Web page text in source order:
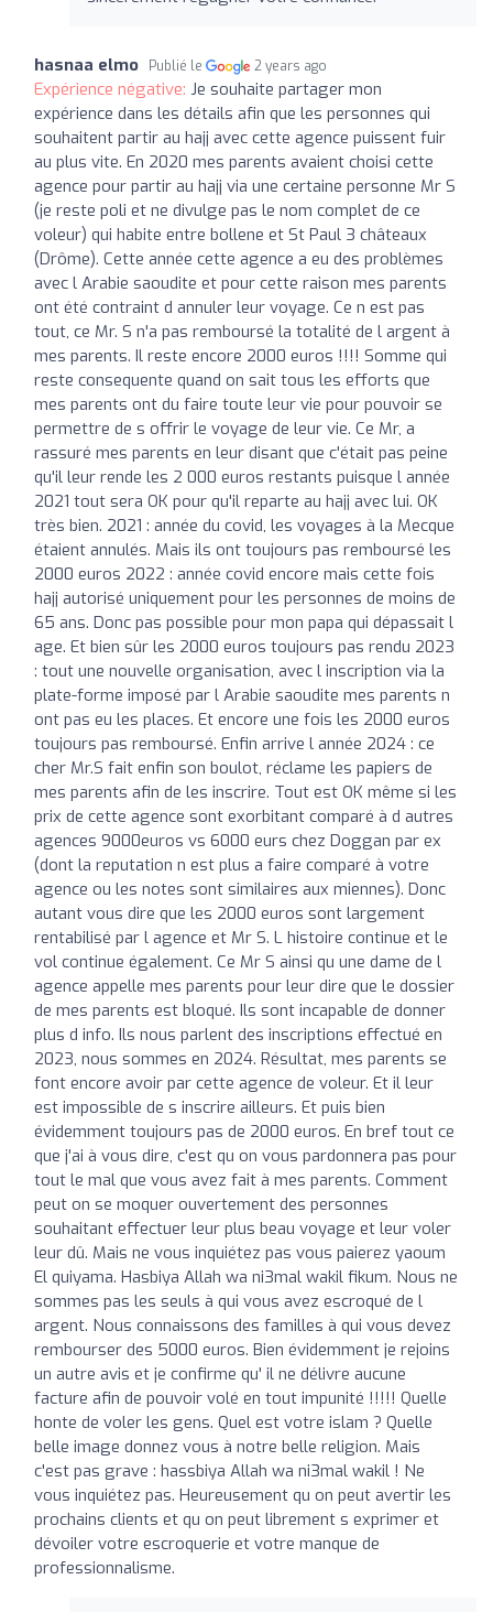
hasnaa elmo Publié le 2 years ago
Expérience négative: Je souhaite partager mon
expérience dans les détails afin que les personnes qui
souhaitent partir au hajj avec cette agence puissent fuir
au plus vite. En 2020 mes parents avaient choisi cette
agence pour partir au hajj via une certaine personne Mr S
(je reste poli et ne divulge pas le nom complet de ce
voleur) qui habite entre bollene et St Paul 3 châteaux
(Drôme). Cette année cette agence a eu des problèmes
avec l Arabie saoudite et pour cette raison mes parents
ont été contraint d annuler leur voyage. Ce n est pas
tout, ce Mr. S n'a pas remboursé la totalité de l argent à
mes parents. Il reste encore 2000 euros !!!! Somme qui
reste consequente quand on sait tous les efforts que
mes parents ont du faire toute leur vie pour pouvoir se
permettre de s offrir le voyage de leur vie. Ce Mr, a
rassuré mes parents en leur disant que c'était pas peine
qu'il leur rende les 2 000 euros restants puisque l année
2021 tout sera OK pour qu'il reparte au hajj avec lui. OK
très bien. 2021 : année du covid, les voyages à la Mecque
étaient annulés. Mais ils ont toujours pas remboursé les
2000 euros 2022 : année covid encore mais cette fois
hajj autorisé uniquement pour les personnes de moins de
65 ans. Donc pas possible pour mon papa qui dépassait l
age. Et bien sûr les 2000 euros toujours pas rendu 2023
: tout une nouvelle organisation, avec l inscription via la
plate-forme imposé par l Arabie saoudite mes parents n
ont pas eu les places. Et encore une fois les 2000 euros
toujours pas remboursé. Enfin arrive l année 2024 : ce
cher Mr.S fait enfin son boulot, réclame les papiers de
mes parents afin de les inscrire. Tout est OK même si les
prix de cette agence sont exorbitant comparé à d autres
agences 9000euros vs 6000 eurs chez Doggan par ex
(dont la reputation n est plus a faire comparé à votre
agence ou les notes sont similaires aux miennes). Donc
autant vous dire que les 2000 euros sont largement
rentabilisé par l agence et Mr S. L histoire continue et le
vol continue également. Ce Mr S ainsi qu une dame de l
agence appelle mes parents pour leur dire que le dossier
de mes parents est bloqué. Ils sont incapable de donner
plus d info. Ils nous parlent des inscriptions effectué en
2023, nous sommes en 2024. Résultat, mes parents se
font encore avoir par cette agence de voleur. Et il leur
est impossible de s inscrire ailleurs. Et puis bien
évidemment toujours pas de 2000 euros. En bref tout ce
que j'ai à vous dire, c'est qu on vous pardonnera pas pour
tout le mal que vous avez fait à mes parents. Comment
peut on se moquer ouvertement des personnes
souhaitant effectuer leur plus beau voyage et leur voler
leur dû. Mais ne vous inquiétez pas vous paierez yaoum
El quiyama. Hasbiya Allah wa ni3mal wakil fikum. Nous ne
sommes pas les seuls à qui vous avez escroqué de l
argent. Nous connaissons des familles à qui vous devez
rembourser des 5000 euros. Bien évidemment je rejoins
un autre avis et je confirme qu' il ne délivre aucune
facture afin de pouvoir volé en tout impunité !!!!! Quelle
honte de voler les gens. Quel est votre islam ? Quelle
belle image donnez vous à notre belle religion. Mais
c'est pas grave : hassbiya Allah wa ni3mal wakil ! Ne
vous inquiétez pas. Heureusement qu on peut avertir les
prochains clients et qu on peut librement s exprimer et
dévoiler votre escroquerie et votre manque de
professionnalisme.